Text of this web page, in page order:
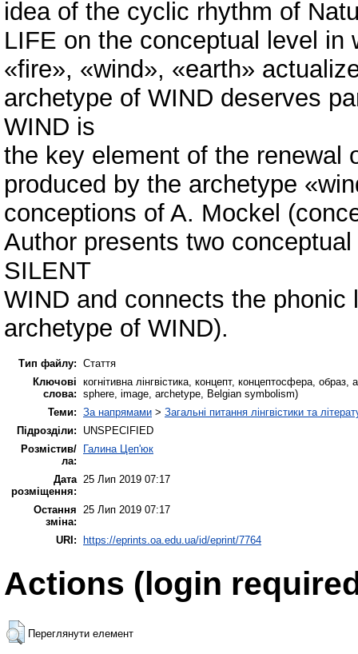
idea of the cyclic rhythm of
LIFE on the conceptual level in
«fire», «wind», «earth»
archetype of WIND deserves
WIND is
the key element of the renewal
produced by the archetype
conceptions of A. Mockel
Author presents two
SILENT
WIND and connects the
archetype of WIND).
Тип файлу: Стаття
Ключові
слова:
когнітивна лінгвістика, концепт, концептосфера,
sphere, image, archetype, Belgian symbolism)
Теми: За напрямами > Загальні питання лінгвістики та
Підрозділи:
UNSPECIFIED
Розмістив/
ла:
Галина Цеп'юк
Дата
розміщення:
25 Лип 2019 07:17
Остання
зміна:
25 Лип 2019 07:17
URI: https://eprints.oa.edu.ua/id/eprint/7764
Actions (login
Переглянути елемент